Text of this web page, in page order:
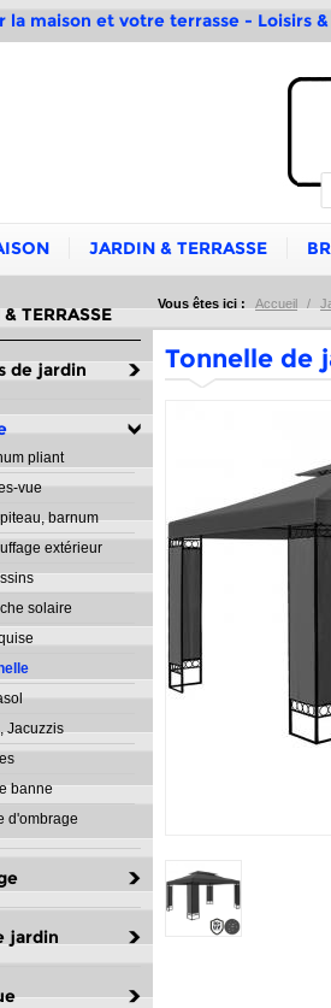
la maison et votre terrasse - Loisirs
JARDIN & TERRASSE
TERRASSE
de jardin
pliant
vue
barnum
extérieur
solaire
Jacuzzis
banne
d'ombrage
jardin
Vous êtes ici : Accueil /
Tonnelle de